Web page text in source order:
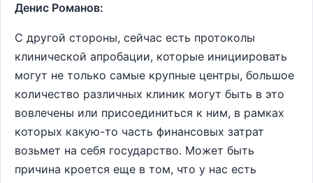
Денис Романов:
С другой стороны, сейчас есть протоколы
клинической апробации, которые инициировать
могут не только самые крупные центры, большое
количество различных клиник могут быть в это
вовлечены или присоединиться к ним, в рамках
которых какую-то часть финансовых затрат
возьмет на себя государство. Может быть
причина кроется еще в том, что у нас есть